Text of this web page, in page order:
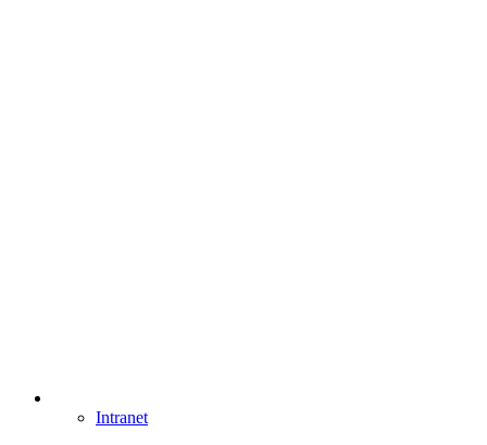
Intranet